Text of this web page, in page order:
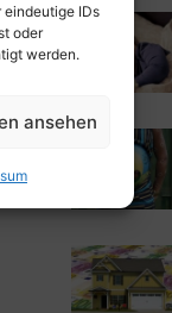
IDs
oder
werden.
ansehen